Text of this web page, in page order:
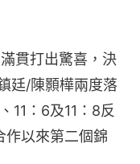
貫打出驚喜，決
廷/陳顥樺兩度落
11：6及11：8反
作以來第二個錦